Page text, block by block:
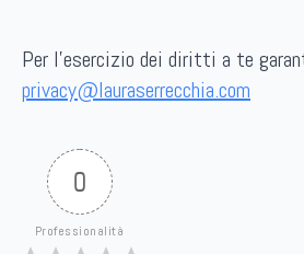
Per l’esercizio dei diritti a te
privacy@lauraserrecchia.com
0
Professionalità